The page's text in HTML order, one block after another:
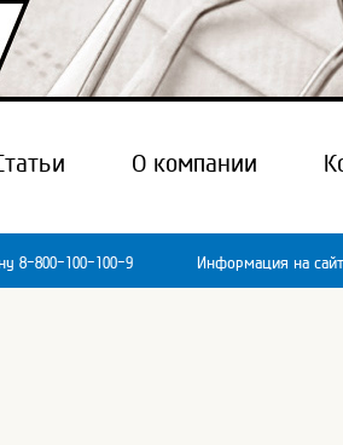
О компании
8-800-100-100-9 Информация на